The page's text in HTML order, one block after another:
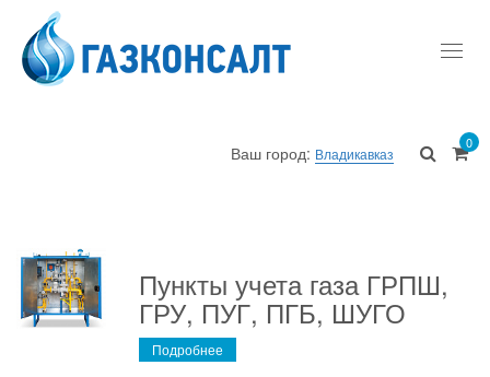
Ваш город: Владикавказ
0
Пункты учета газа ГРПШ,
ГРУ, ПУГ, ПГБ, ШУГО
Подробнее